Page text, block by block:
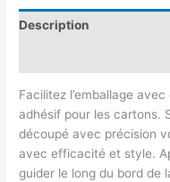
Description
Facilitez l’emballage
adhésif pour les cartons.
découpé avec précision
avec efficacité et style.
guider le long du bord de